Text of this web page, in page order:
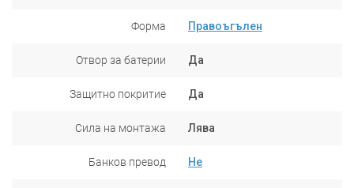
Форма Правоъгълен
Отвор за батерии Да
Защитно покритие Да
Сила на монтажа Лява
Банков превод Не